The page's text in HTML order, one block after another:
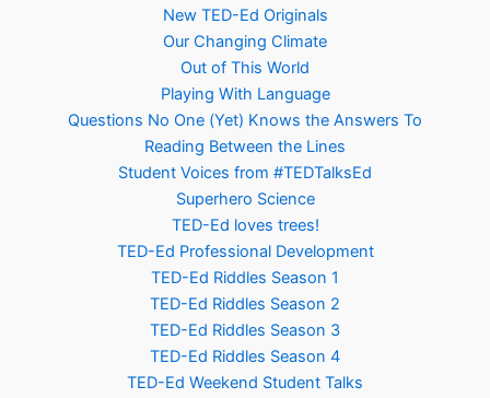
New TED-Ed Originals
Our Changing Climate
Out of This World
Playing With Language
Questions No One (Yet) Knows the Answers To
Reading Between the Lines
Student Voices from #TEDTalksEd
Superhero Science
TED-Ed loves trees!
TED-Ed Professional Development
TED-Ed Riddles Season 1
TED-Ed Riddles Season 2
TED-Ed Riddles Season 3
TED-Ed Riddles Season 4
TED-Ed Weekend Student Talks